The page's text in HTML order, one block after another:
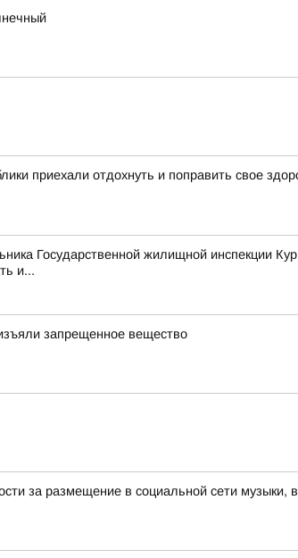
приехали отдохнуть и поправить свое
Государственной жилищной инспекции
и...
запрещенное вещество
за размещение в социальной сети